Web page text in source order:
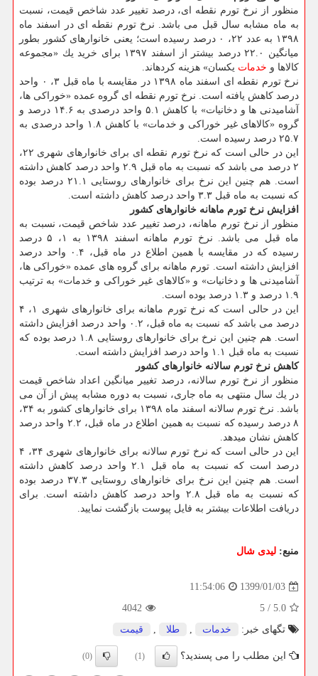
منظور از نرخ تورم نقطه ای، درصد تغییر عدد شاخص قیمت، نسبت
به ماه مشابه سال قبل می باشد. نرخ تورم نقطه ای در اسفند ماه
۱۳۹۸ به عدد ۲۲، ۰ درصد رسیده است؛ یعنی خانوارهای كشور بطور
میانگین ۲۲.۰ درصد بیشتر از اسفند ۱۳۹۷ برای خرید یك «مجموعه
كالاها و خدمات یكسان» هزینه كرده­اند.
نرخ تورم نقطه ای اسفند ماه ۱۳۹۸ در مقایسه با ماه قبل ۳، ۰ واحد
درصد كاهش یافته است. نرخ تورم نقطه ای گروه عمده «خوراكی ها،
آشامیدنی ها و دخانیات» با كاهش ۵.۱ واحد درصدی به ۱۴.۶ درصد و
گروه «كالاهای غیر خوراكی و خدمات» با كاهش ۱.۸ واحد درصدی به
۲۵.۷ درصد رسیده است.
این در حالی است كه نرخ تورم نقطه ای برای خانوارهای شهری ۲۲،
۲ درصد می باشد كه نسبت به ماه قبل ۲.۹ واحد درصد كاهش داشته
است. هم چنین این نرخ برای خانوارهای روستایی ۲۱.۱ درصد بوده
كه نسبت به ماه قبل ۳.۳ واحد درصد كاهش داشته است.
افزایش نرخ تورم ماهانه خانوارهای كشور
منظور از نرخ تورم ماهانه، درصد تغییر عدد شاخص قیمت، نسبت به
ماه قبل می باشد. نرخ تورم ماهانه اسفند ۱۳۹۸ به ۱، ۵ درصد
رسیده كه در مقایسه با همین اطلاع در ماه قبل، ۰.۴ واحد درصد
افزایش داشته است. تورم ماهانه برای گروه های عمده «خوراكی ها،
آشامیدنی ها و دخانیات» و «كالاهای غیر خوراكی و خدمات» به ترتیب
۱.۹ درصد و ۱.۳ درصد بوده است.
این در حالی است كه نرخ تورم ماهانه برای خانوارهای شهری ۱، ۴
درصد می باشد كه نسبت به ماه قبل، ۰.۲ واحد درصد افزایش داشته
است. هم چنین این نرخ برای خانوارهای روستایی ۱.۸ درصد بوده كه
نسبت به ماه قبل ۱.۱ واحد درصد افزایش داشته است.
كاهش نرخ تورم سالانه خانوارهای كشور
منظور از نرخ تورم سالانه، درصد تغییر میانگین اعداد شاخص قیمت
در یك سال منتهی به ماه جاری، نسبت به دوره مشابه پیش از آن می
باشد. نرخ تورم سالانه اسفند ماه ۱۳۹۸ برای خانوارهای كشور به ۳۴،
۸ درصد رسیده كه نسبت به همین اطلاع در ماه قبل، ۲.۲ واحد درصد
كاهش نشان میدهد.
این در حالی است كه نرخ تورم سالانه برای خانوارهای شهری ۳۴، ۴
درصد است كه نسبت به ماه قبل ۲.۱ واحد درصد كاهش داشته
است. هم چنین این نرخ برای خانوارهای روستایی ۳۷.۳ درصد بوده
كه نسبت به ماه قبل ۲.۸ واحد درصد كاهش داشته است. برای
دریافت اطلاعات بیشتر به فایل پیوست بازگشت نمایید.
منبع: لیدی شال
1399/01/03
11:54:06
5.0
/
5
4042
تگهای خبر:
خدمات , طلا , قیمت
این مطلب را می پسندید؟ (1)
(0)